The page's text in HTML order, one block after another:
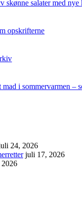
skønne salater med
opskrifterne
mad i sommervarmen –
24, 2026
juli 17, 2026